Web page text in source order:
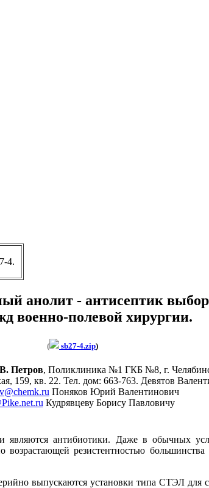
4.
анолит - антисептик
военно-полевой хирургии.
( sb27-4.zip)
Петров, Поликлиника №1 ГКБ №8, г.
159, кв. 22. Тел. дом: 663-763. Девятов
Поняков Юрий Валентинович
Кудрявцеву Борису Павловичу
являются антибиотики. Даже в обычных
возрастающей резистентностью
выпускаются установки типа СТЭЛ для